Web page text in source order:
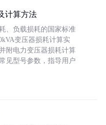
计算方法
、负载损耗的国家标准
变压器损耗计算实
附电力变压器损耗计算
见型号参数，指导用户